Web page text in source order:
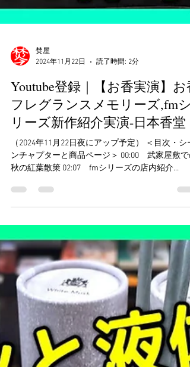
焚屋
2024年11月22日
読了時間: 2分
Youtube登録｜【お香実演】お
フレグランスメモリーズ,fmシ
リーズ新作紹介実演-日本香堂